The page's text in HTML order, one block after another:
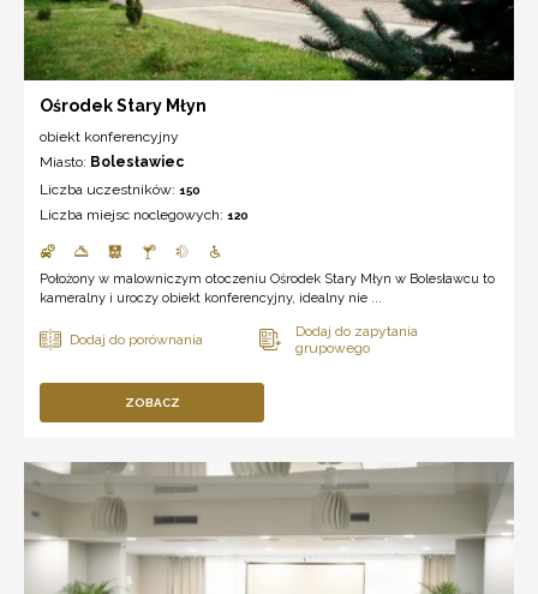
Ośrodek Stary Młyn
obiekt konferencyjny
Miasto: Bolesławiec
Liczba uczestników: 150
Liczba miejsc noclegowych: 120
Położony w malowniczym otoczeniu Ośrodek Stary Młyn w Bolesławcu to
kameralny i uroczy obiekt konferencyjny, idealny nie ...
ZOBACZ